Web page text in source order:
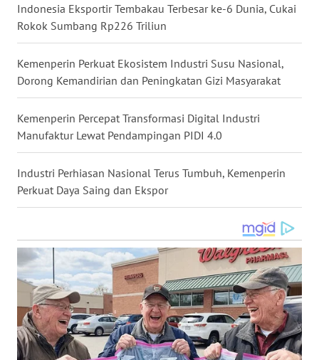
Indonesia Eksportir Tembakau Terbesar ke-6 Dunia, Cukai
Rokok Sumbang Rp226 Triliun
Kemenperin Perkuat Ekosistem Industri Susu Nasional,
Dorong Kemandirian dan Peningkatan Gizi Masyarakat
Kemenperin Percepat Transformasi Digital Industri
Manufaktur Lewat Pendampingan PIDI 4.0
Industri Perhiasan Nasional Terus Tumbuh, Kemenperin
Perkuat Daya Saing dan Ekspor
KALTARA
KALSEL
WN
KALTIM
WN
SULSEL
WN
WN
SULUT
WN
MALUKU